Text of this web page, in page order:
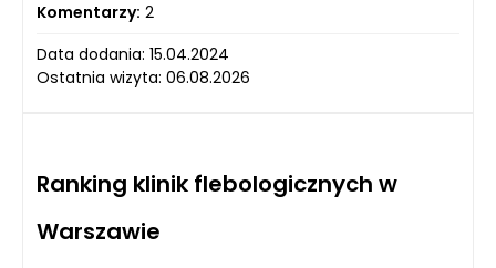
Komentarzy: 2
Data dodania: 15.04.2024
Ostatnia wizyta: 06.08.2026
Ranking klinik flebologicznych w
Warszawie